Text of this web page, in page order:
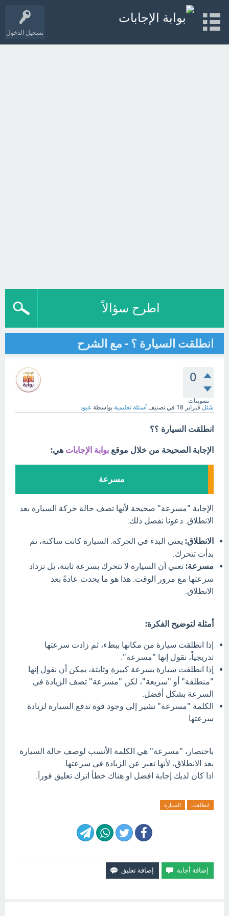
تسجيل الدخول
اطرح سؤالاً
انطلقت السيارة ؟ - مع الشرح
0
تصويتات
سُئل فبراير 18 في تصنيف أسئلة تعليمية بواسطة عبود
انطلقت السيارة ؟؟
الإجابة الصحيحة من خلال موقع بوابة الإجابات هي:
مسرعة
الإجابة "مسرعة" صحيحة لأنها تصف حالة حركة السيارة بعد
الانطلاق. دعونا نفصل ذلك:
الانطلاق: يعني البدء في الحركة. السيارة كانت ساكنة، ثم
بدأت تتحرك.
مسرعة: تعني أن السيارة لا تتحرك بسرعة ثابتة، بل تزداد
سرعتها مع مرور الوقت. هذا هو ما يحدث عادةً بعد
الانطلاق.
أمثلة لتوضيح الفكرة:
إذا انطلقت سيارة من مكانها ببطء، ثم زادت سرعتها
تدريجياً، نقول إنها "مسرعة".
إذا انطلقت سيارة بسرعة كبيرة وثابتة، يمكن أن نقول إنها
"منطلقة" أو "سريعة"، لكن "مسرعة" تصف الزيادة في
السرعة بشكل أفضل.
الكلمة "مسرعة" تشير إلى وجود قوة تدفع السيارة لزيادة
سرعتها.
باختصار، "مسرعة" هي الكلمة الأنسب لوصف حالة السيارة
بعد الانطلاق، لأنها تعبر عن الزيادة في سرعتها.
اذا كان لديك إجابة افضل او هناك خطأ اترك تعليق فورآ.
انطلقت السيارة